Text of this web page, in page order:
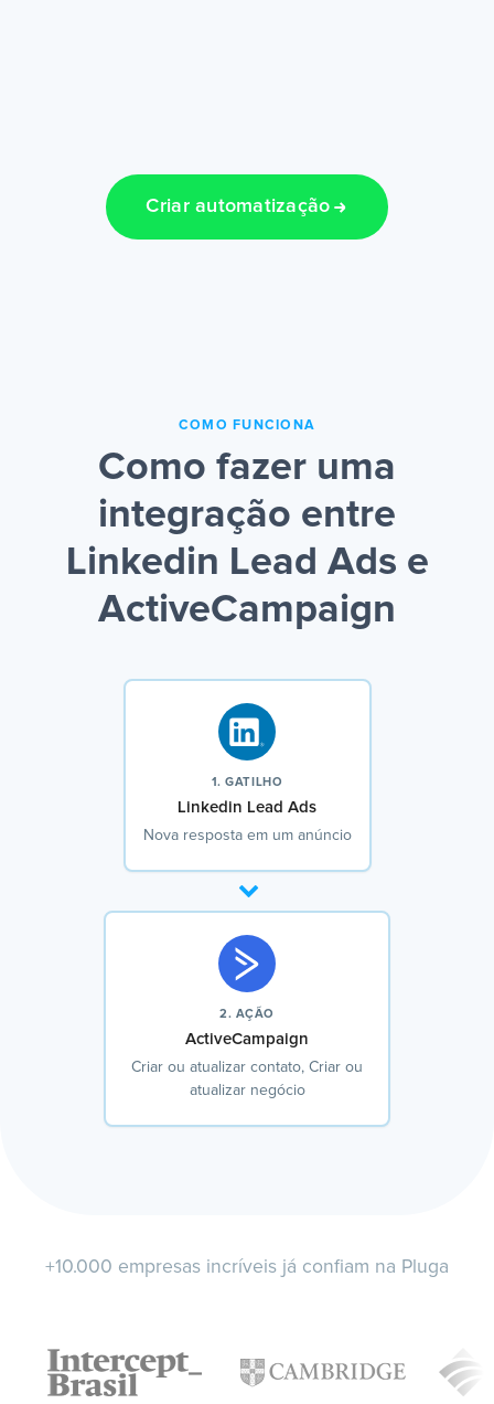
Criar automatização
COMO FUNCIONA
Como fazer uma
integração entre
Linkedin Lead Ads e
ActiveCampaign
1. GATILHO
Linkedin Lead Ads
Nova resposta em um anúncio
2. AÇÃO
ActiveCampaign
Criar ou atualizar contato, Criar ou
atualizar negócio
+10.000 empresas incríveis já confiam na Pluga